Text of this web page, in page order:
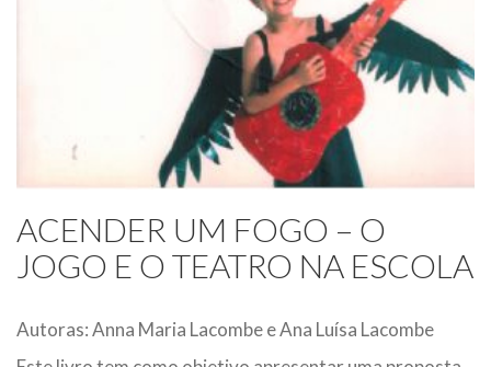
ACENDER UM FOGO – O
JOGO E O TEATRO NA ESCOLA
Autoras: Anna Maria Lacombe e Ana Luísa Lacombe